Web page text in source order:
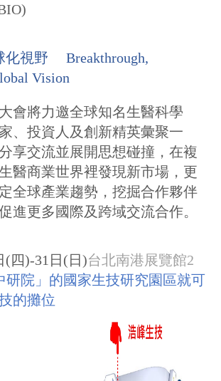
化視野 Breakthrough,
Vision
會將力邀全球知名生醫科學
、投資人及創新精英彙聚一
享交流並展開思想碰撞，在複
醫商業世界裡發現新市場，更
全球產業趨勢，挖掘合作夥伴
進更多國際及跨域交流合作。
(四)-31日(日)台北南港展覽館2
研院」的國家生技研究園區就可
的攤位